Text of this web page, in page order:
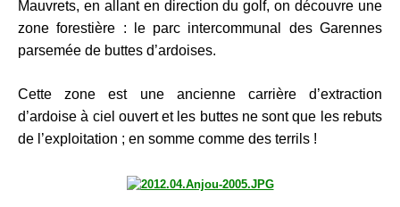
Mauvrets, en allant en direction du golf, on découvre une
zone forestière : le parc intercommunal des Garennes
parsemée de buttes d’ardoises.
Cette zone est une ancienne carrière d’extraction
d’ardoise à ciel ouvert et les buttes ne sont que les rebuts
de l’exploitation ; en somme comme des terrils !